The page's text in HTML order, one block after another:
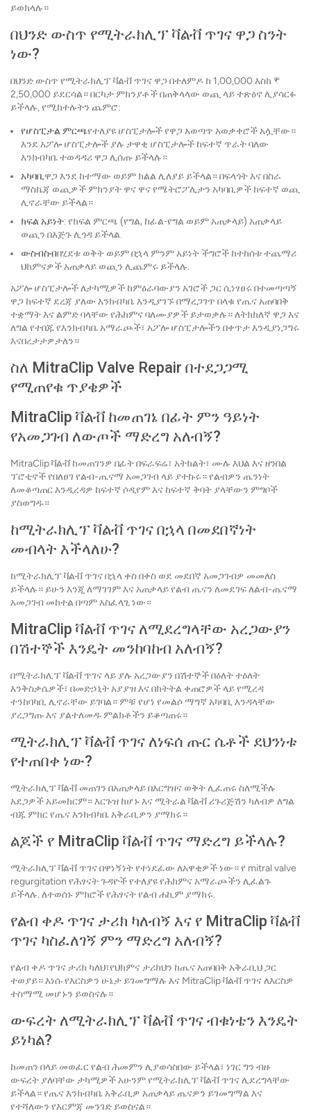
ይወክላሉ።
በህንድ ውስጥ የሚትራክሊፕ ቫልቭ ጥገና ዋጋ ስንት
ነው?
በህንድ ውስጥ የሚትራክሊፕ ቫልቭ ጥገና ዋጋ በተለምዶ ከ 1,00,000 እስከ ₹
2,50,000 ይደርሳል። በርካታ ምክንያቶች በጠቅላላው ወጪ ላይ ተጽዕኖ ሊያሳርፉ
ይችላሉ, የሚከተሉትን ጨምሮ:
የሆስፒታል ምርጫየተለያዩ ሆስፒታሎች የዋጋ አወጣጥ አወቃቀሮች አሏቸው።
እንደ አፖሎ ሆስፒታሎች ያሉ ታዋቂ ሆስፒታሎች ከፍተኛ ጥራት ባለው
እንክብካቤ ተወዳዳሪ ዋጋ ሊሰጡ ይችላሉ።
አካባቢዋጋ እንደ ከተማው ወይም ክልል ሊለያይ ይችላል። በፍላጎት እና በስራ
ማስኬጃ ወጪዎች ምክንያት ዋና ዋና የሜትሮፖሊታን አካባቢዎች ከፍተኛ ወጪ
ሊኖራቸው ይችላል።
ክፍል አይነት: የክፍል ምርጫ (የግል, ከፊል-የግል ወይም አጠቃላይ) አጠቃላይ
ወጪን በእጅጉ ሊጎዳ ይችላል.
ውስብስብበሂደቱ ወቅት ወይም በኋላ ምንም አይነት ችግሮች ከተከሰቱ ተጨማሪ
ህክምናዎች አጠቃላይ ወጪን ሊጨምሩ ይችላሉ.
አፖሎ ሆስፒታሎች ለታካሚዎች ከምዕራባውያን አገሮች ጋር ሲነፃፀሩ በተመጣጣኝ
ዋጋ ከፍተኛ ደረጃ ያለው እንክብካቤ እንዲያገኙ በማረጋገጥ በላቁ የጤና አጠባበቅ
ተቋማት እና ልምድ ባላቸው የሕክምና ባለሙያዎች ይታወቃሉ። ለትክክለኛ ዋጋ እና
ለግል የተበጁ የእንክብካቤ አማራጮች፣ አፖሎ ሆስፒታሎችን በቀጥታ እንዲያነጋግሩ
እናበረታታዎታለን።
ስለ MitraClip Valve Repair በተደጋጋሚ
የሚጠየቁ ጥያቄዎች
MitraClip ቫልቭ ከመጠገኔ በፊት ምን ዓይነት
የአመጋገብ ለውጦች ማድረግ አለብኝ?
MitraClip ቫልቭ ከመጠገንዎ በፊት በፍራፍሬ፣ አትክልት፣ ሙሉ እህል እና ዘንበል
ፕሮቲኖች የበለፀገ የልብ-ጤናማ አመጋገብ ላይ ያተኩሩ። የልብዎን ጤንነት
ለመቆጣጠር እንዲረዳዎ ከፍተኛ ሶዲየም እና ከፍተኛ ቅባት ያላቸውን ምግቦች
ያስወግዱ።
ከሚትራክሊፕ ቫልቭ ጥገና በኋላ በመደበኛነት
መብላት እችላለሁ?
ከሚትራክሊፕ ቫልቭ ጥገና በኋላ ቀስ በቀስ ወደ መደበኛ አመጋገብዎ መመለስ
ይችላሉ። ይሁን እንጂ ለማገገም እና አጠቃላይ የልብ ጤናን ለመደገፍ ለልብ-ጤናማ
አመጋገብ መከተል በጣም አስፈላጊ ነው።
MitraClip ቫልቭ ጥገና ለሚደረግላቸው አረጋውያን
በሽተኞች እንዴት መንከባከብ አለብኝ?
በሚትራክሊፕ ቫልቭ ጥገና ላይ ያሉ አረጋውያን በሽተኞች በዕለት ተዕለት
እንቅስቃሴዎች፣ በመድኃኒት አያያዝ እና በክትትል ቀጠሮዎች ላይ የሚረዳ
ተንከባካቢ ሊኖራቸው ይገባል። ምቹ የሆነ የመልሶ ማግኛ አካባቢ እንዳላቸው
ያረጋግጡ እና ያልተለመዱ ምልክቶችን ይቆጣጠሩ።
ሚትራክሊፕ ቫልቭ ጥገና ለነፍሰ ጡር ሴቶች ደህንነቱ
የተጠበቀ ነው?
ሚትራክሊፕ ቫልቭ መጠገን በአጠቃላይ በእርግዝና ወቅት ሊፈጠሩ ስለሚችሉ
አደጋዎች አይመከርም። እርጉዝ ከሆኑ እና ሚትራል ቫልቭ ሪጉሪጅሽን ካለብዎ ለግል
ብጁ ምክር የጤና እንክብካቤ አቅራቢዎን ያማክሩ።
ልጆች የ MitraClip ቫልቭ ጥገና ማድረግ ይችላሉ?
ሚትራክሊፕ ቫልቭ ጥገና በዋነኝነት የተነደፈው ለአዋቂዎች ነው። የ mitral valve
regurgitation የሕፃናት ጉዳዮች የተለያዩ የሕክምና አማራጮችን ሊፈልጉ
ይችላሉ. ለተወሰኑ ምክሮች የሕፃናት የልብ ሐኪም ያማክሩ.
የልብ ቀዶ ጥገና ታሪክ ካለብኝ እና የ MitraClip ቫልቭ
ጥገና ካስፈለገኝ ምን ማድረግ አለብኝ?
የልብ ቀዶ ጥገና ታሪክ ካለህ፣የህክምና ታሪክህን ከጤና አጠባበቅ አቅራቢህ ጋር
ተወያይ። እነሱ የእርስዎን ሁኔታ ይገመግማሉ እና MitraClip ቫልቭ ጥገና ለእርስዎ
ተስማሚ መሆኑን ይወስናሉ።
ውፍረት ለሚትራክሊፕ ቫልቭ ጥገና ብቁነቴን እንዴት
ይነካል?
ከመጠን በላይ መወፈር የልብ ሕመምን ሊያወሳስበው ይችላል፣ ነገር ግን ብዙ
ውፍረት ያለባቸው ታካሚዎች አሁንም የሚትራክሊፕ ቫልቭ ጥገና ሊደረግላቸው
ይችላል። የጤና እንክብካቤ አቅራቢዎ አጠቃላይ ጤናዎን ይገመግማል እና
የተሻለውን የእርምጃ መንገድ ይወስናል።